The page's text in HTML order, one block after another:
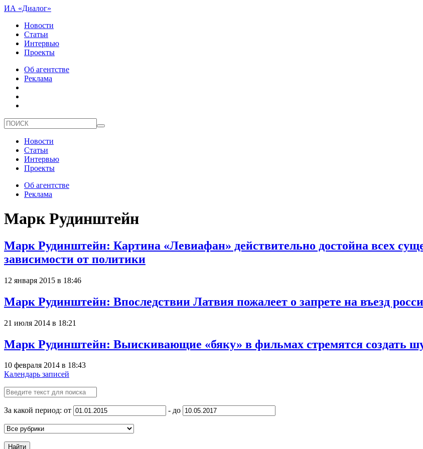
ИА «Диалог»
Новости
Статьи
Интервью
Проекты
Об агентстве
Реклама
Новости
Статьи
Интервью
Проекты
Об агентстве
Реклама
Марк Рудинштейн
Марк Рудинштейн: Картина «Левиафан» действительно достойна всех
зависимости от политики
12 января 2015 в 18:46
Марк Рудинштейн: Впоследствии Латвия пожалеет о запрете на въезд
21 июля 2014 в 18:21
Марк Рудинштейн: Выискивающие «бяку» в фильмах стремятся создать
10 февраля 2014 в 18:43
Календарь записей
За какой период: от - до
Найти